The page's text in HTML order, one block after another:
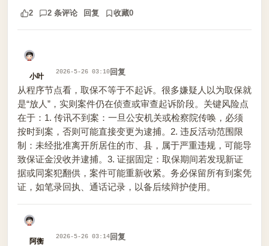
2 2 条评论 回复 收藏0
小叶
2026-5-26 03:10回复
从程序节点看，取保不等于不起诉。很多嫌疑人以为取保就
是“放人”，实则案件仍在侦查或审查起诉阶段。关键风险点
在于：1. 传讯不到案：一旦公安机关或检察院传唤，必须
按时到案，否则可能直接变更为逮捕。2. 违反活动范围限
制：未经批准离开所居住的市、县，属于严重违规，可能导
致保证金没收并逮捕。3. 证据固定：取保期间若发现新证
据或同案犯翻供，案件可能重新收紧。务必保留所有到案凭
证，如笔录回执、通话记录，以备后续辩护使用。
阿衡
2026-5-26 03:14回复